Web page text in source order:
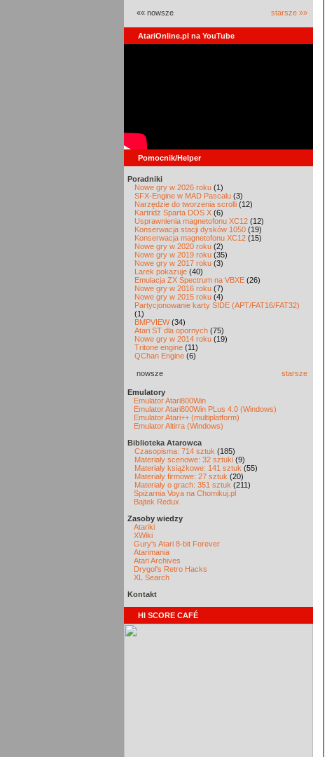
«« nowsze starsze »»
AtariOnline.pl na YouTube
Pomocnik/Helper
Poradniki
Nowe gry w 2026 roku (1)
SFX-Engine w MAD Pascalu (3)
Narzędzie do tworzenia scrolli (12)
Kartridż Sparta DOS X (6)
Usprawnienia magnetofonu XC12 (12)
Konserwacja stacji dysków 1050 (19)
Konserwacja magnetofonu XC12 (15)
Nowe gry w 2020 roku (2)
Nowe gry w 2019 roku (35)
Nowe gry w 2017 roku (3)
Larek pokazuje (40)
Emulacja ZX Spectrum na VBXE (26)
Nowe gry w 2016 roku (7)
Nowe gry w 2015 roku (4)
Partycjonowanie karty SIDE (APT/FAT16/FAT32)
(1)
BMPVIEW(34)
Atari ST dla opornych (75)
Nowe gry w 2014 roku (19)
Tritone engine (11)
QChan Engine (6)
nowsze starsze
Emulatory
Emulator Atari800Win
Emulator Atari800Win PLus 4.0 (Windows)
Emulator Atari++ (multiplatform)
Emulator Altirra (Windows)
Biblioteka Atarowca
Czasopisma: 714 sztuk (185)
Materiały scenowe: 32 sztuki (9)
Materiały książkowe: 141 sztuk (55)
Materiały firmowe: 27 sztuk (20)
Materiały o grach: 351 sztuk (211)
Spiżarnia Voya na Chomikuj.pl
Bajtek Redux
Zasoby wiedzy
Atariki
XWiki
Gury's Atari 8-bit Forever
Atarimania
Atari Archives
Drygol's Retro Hacks
XL Search
Kontakt
HI SCORE CAFÉ